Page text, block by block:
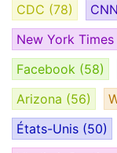
CDC (78) CNN
New York Times
Facebook (58)
Arizona (56)
États-Unis (50)